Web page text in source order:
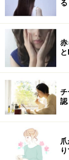
る
赤
チ
認